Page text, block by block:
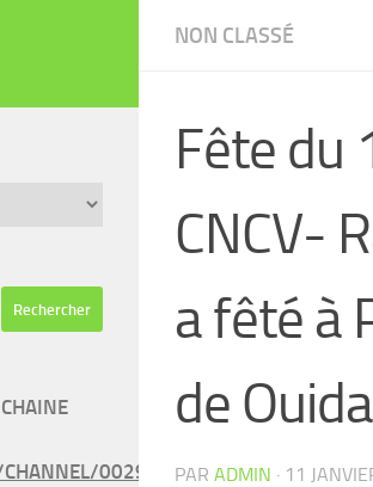
NON CLASSÉ
Fête du
CNCV-
a fêté à
de
PAR ADMIN · 11